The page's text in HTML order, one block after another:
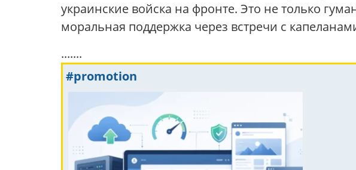
украинские войска на фронте. Это не только
моральная поддержка через встречи с
.......
#promotion